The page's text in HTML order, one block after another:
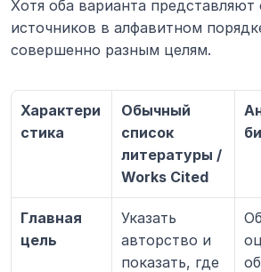
Хотя оба варианта представляют
источников в алфавитном
совершенно разным целям.
Характери
стика
Обычный
список
литературы /
Works Cited
Главная
цель
Указать
авторство и
показать, где